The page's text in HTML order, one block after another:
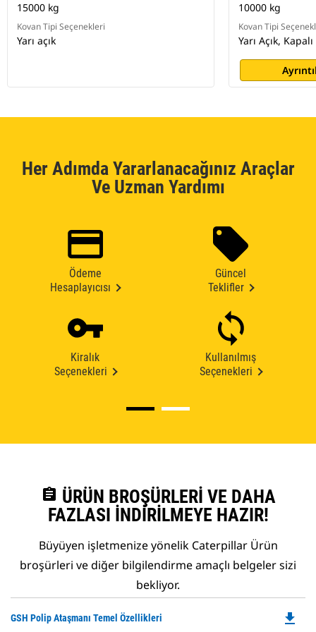
15000 kg
Kovan Tipi Seçenekleri
Yarı açık
10000 kg
Kovan Tipi
Yarı Açık, Kapalı
Her Adımda Yararlanacağınız Araçlar
Ve Uzman Yardımı
Ödeme
Hesaplayıcısı
Güncel
Teklifler
Kiralık
Seçenekleri
Kullanılmış
Seçenekleri
assignment ÜRÜN BROŞÜRLERI VE DAHA
FAZLASI İNDIRILMEYE HAZIR!
Büyüyen işletmenize yönelik Caterpillar Ürün
broşürleri ve diğer bilgilendirme amaçlı belgeler sizi
bekliyor.
GSH Polip Ataşmanı Temel Özellikleri file_download